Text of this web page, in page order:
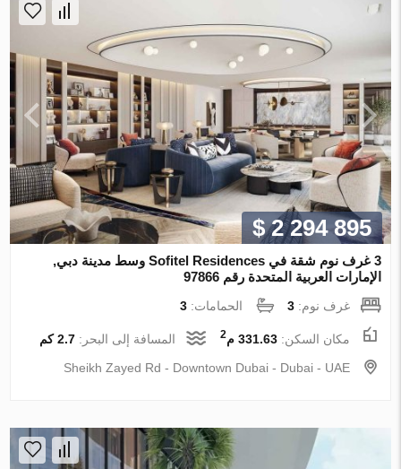
$ 2 294 895
3 غرف نوم شقة في Sofitel Residences وسط مدينة دبي,
الإمارات العربية المتحدة رقم 97866
غرف نوم:3 الحمامات:3
مكان السكن:331.63 م 2 المسافة إلى البحر:2.7 كم
Sheikh Zayed Rd - Downtown Dubai - Dubai - UAE